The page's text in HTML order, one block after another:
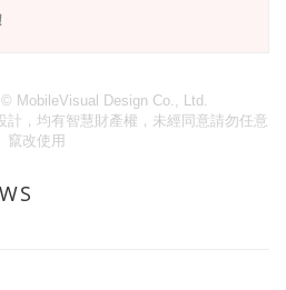
© MobileVisual Design Co., Ltd.
計，均有智慧財產權，未經同意請勿任意
竄改使用